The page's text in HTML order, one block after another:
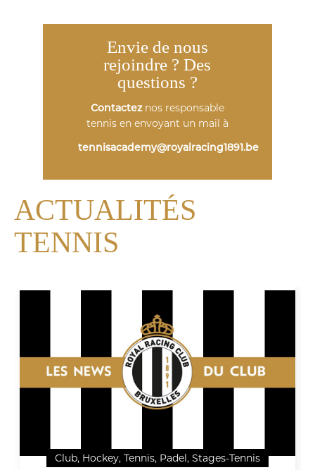
Envie de nous
rejoindre ? Des
questions ?
Contacteznos responsable
tennis en envoyant un mail à
tennisacademy@royalracing1891.be
ACTUALITÉS
TENNIS
Club, Hockey, Tennis, Padel, Stages-Tennis